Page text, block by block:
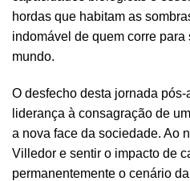
hordas que habitam as
indomável de quem corre para
mundo.
O desfecho desta jornada
liderança à consagração de
a nova face da sociedade. Ao
Villedor e sentir o impacto de
permanentemente o cenário